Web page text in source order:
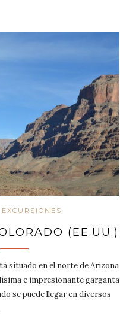
EXCURSIONES
(EE.UU.)
situado en el norte de Arizona
e impresionante garganta
se puede llegar en diversos